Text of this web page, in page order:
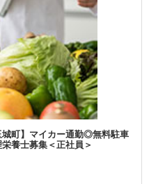
城町】マイカー通勤◎無料駐車
養士募集＜正社員＞